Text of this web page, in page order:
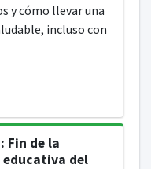
y cómo llevar una
incluso con
Fin de la
educativa del